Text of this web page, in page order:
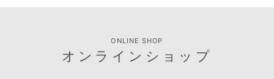
ONLINE SHOP
オンラインショップ